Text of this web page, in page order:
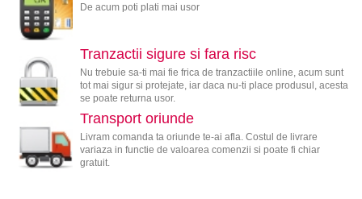
De acum poti plati mai usor
Tranzactii sigure si fara risc
Nu trebuie sa-ti mai fie frica de tranzactiile online, acum sunt
tot mai sigur si protejate, iar daca nu-ti place produsul, acesta
se poate returna usor.
Transport oriunde
Livram comanda ta oriunde te-ai afla. Costul de livrare
variaza in functie de valoarea comenzii si poate fi chiar
gratuit.